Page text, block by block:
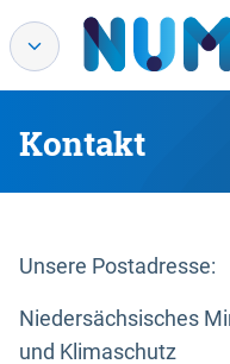
Kontakt
Unsere Postadresse:
Niedersächsisches
und Klimaschutz